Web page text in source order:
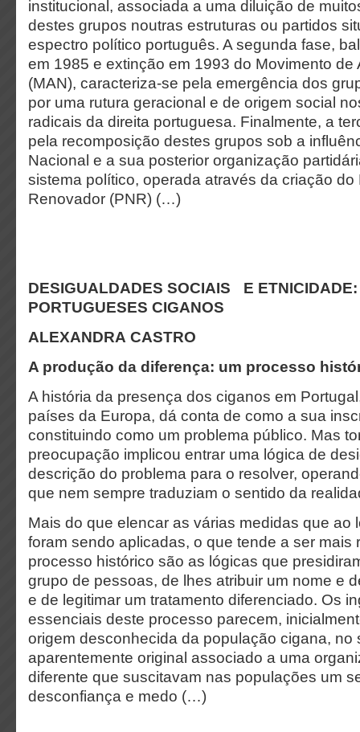
institucional, associada a uma diluição de
destes grupos noutras estruturas ou partidos
espectro político português. A segunda fase,
em 1985 e extinção em 1993 do Movimento de
(MAN), caracteriza-se pela emergência dos
por uma rutura geracional e de origem social
radicais da direita portuguesa. Finalmente, a
pela recomposição destes grupos sob a
Nacional e a sua posterior organização
sistema político, operada através da criação do
Renovador (PNR) (…)
DESIGUALDADES SOCIAIS E
PORTUGUESES CIGANOS
ALEXANDRA CASTRO
A produção da diferença: um processo
A história da presença dos ciganos em
países da Europa, dá conta de como a sua
constituindo como um problema público. Mas
preocupação implicou entrar uma lógica de
descrição do problema para o resolver,
que nem sempre traduziam o sentido da
Mais do que elencar as várias medidas que ao
foram sendo aplicadas, o que tende a ser mais
processo histórico são as lógicas que
grupo de pessoas, de lhes atribuir um nome e
e de legitimar um tratamento diferenciado. Os
essenciais deste processo parecem,
origem desconhecida da população cigana, no
aparentemente original associado a uma
diferente que suscitavam nas populações um
desconfiança e medo (…)